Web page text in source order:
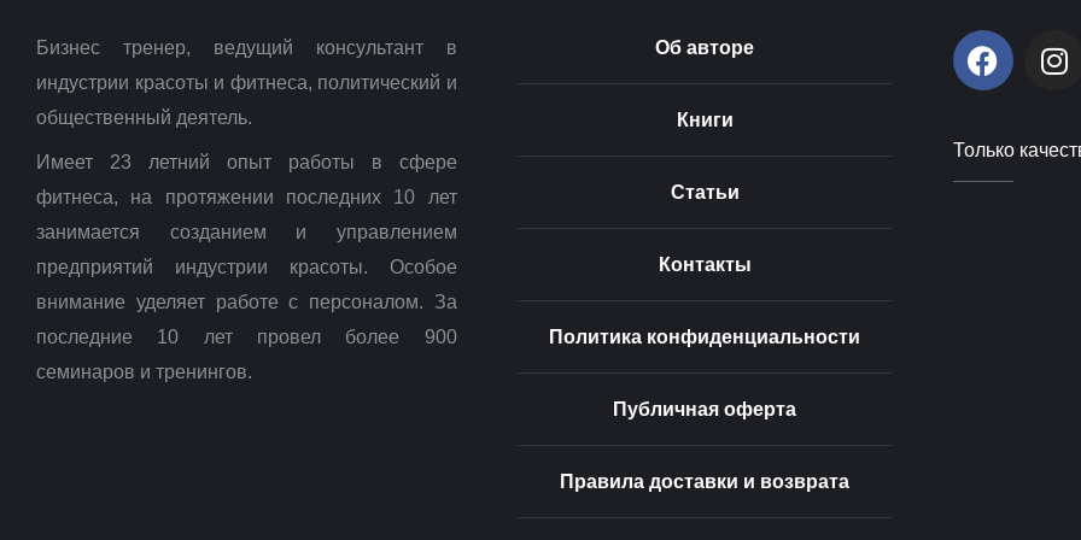
Бизнес тренер, ведущий консультант в
индустрии красоты и фитнеса, политический и
общественный деятель.
Имеет 23 летний опыт работы в сфере
фитнеса, на протяжении последних 10 лет
занимается созданием и управлением
предприятий индустрии красоты. Особое
внимание уделяет работе с персоналом. За
последние 10 лет провел более 900
семинаров и тренингов.
Об авторе
Книги
Статьи
Контакты
Политика конфиденциальности
Публичная оферта
Правила доставки и возврата
F
a
b
I
n
a
Только